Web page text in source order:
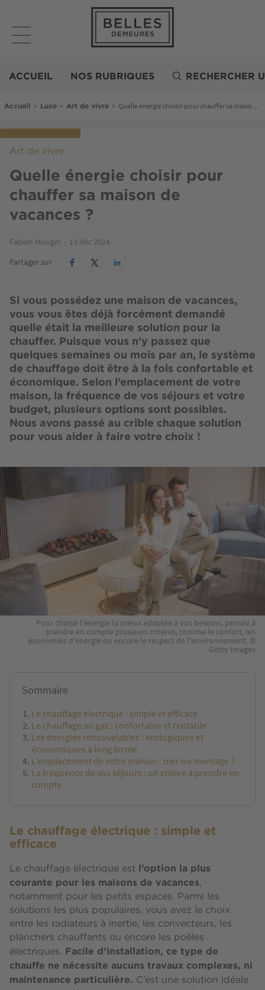
contenu
principal
Demeures
ACCUEIL NOS RUBRIQUES RECHERCHER
Fil d'Ariane
Accueil > Luxe > Art de vivre > Quelle énergie choisir pour chauffer sa maison de vacances ?
Art de vivre
Quelle énergie choisir pour
chauffer sa maison de
vacances ?
Fabien Mougin
13 déc 2024
Partager sur
Si vous possédez une maison de vacances,
vous vous êtes déjà forcément demandé
quelle était la meilleure solution pour la
chauffer. Puisque vous n’y passez que
quelques semaines ou mois par an, le système
de chauffage doit être à la fois confortable et
économique. Selon l’emplacement de votre
maison, la fréquence de vos séjours et votre
budget, plusieurs options sont possibles.
Nous avons passé au crible chaque solution
pour vous aider à faire votre choix !
Pour choisir l'énergie la mieux adaptée à vos besoins, pensez à
prendre en compte plusieurs critères, comme le confort, les
économies d'énergie ou encore le respect de l'environnement. ©
Getty Images
Sommaire
Le chauffage électrique : simple et efficace
Le chauffage au gaz : confortable et rentable
Les énergies renouvelables : écologiques et
économiques à long terme
L’emplacement de votre maison : mer ou montage ?
La fréquence de vos séjours : un critère à prendre en
compte
Le chauffage électrique : simple et
efficace
Le chauffage électrique est
l’option la plus
courante pour les maisons de vacances,
notamment pour les petits espaces. Parmi les
solutions les plus populaires, vous avez le choix
entre les radiateurs à inertie, les convecteurs, les
planchers chauffants ou encore les poêles
électriques. Facile d'installation, ce type de
chauffe ne nécessite aucuns travaux complexes, ni
maintenance particulière. C’est une solution idéale